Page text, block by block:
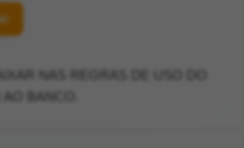
NAS REGRAS DE USO DO
BANCO.